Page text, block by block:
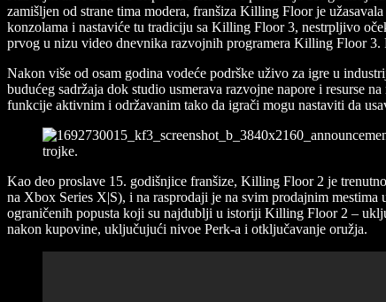
zamišljen od strane tima modera, franšiza Killing Floor je
konzolama i nastaviće tu tradiciju sa Killing Floor 3, nestrpljivo
prvog u nizu video dnevnika razvojnih programera Killing Floor 3.
Nakon više od osam godina vodeće podrške uživo za igre u
budućeg sadržaja dok studio usmerava razvojne napore i
funkcije aktivnim i održavanim tako da igrači mogu nastaviti da
Kao deo proslave 15. godišnjice franšize, Killing Floor 2 je
na Xbox Series X|S), i na rasprodaji je na svim prodajnim
ograničenih popusta koji su najdublji u istoriji Killing Floor 2 –
nakon kupovine, uključujući nivoe Perk-a i otključavanje oružja.